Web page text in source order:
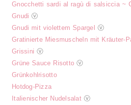
Gnocchetti sardi al ragù di salsiccia ~
Gnudi ⓥ
Gnudi mit violettem Spargel ⓥ
Gratinierte Miesmuscheln mit Kräuter-
Grissini ⓥ
Grüne Sauce Risotto ⓥ
Grünkohlrisotto
Hotdog-Pizza
Italienischer Nudelsalat ⓥ